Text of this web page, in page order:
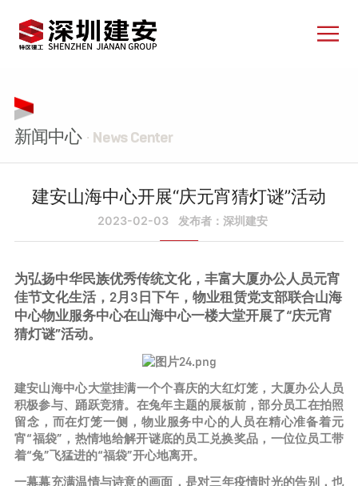
新闻中心 · News Center
建安山海中心开展“庆元宵猜灯谜”活动
2023-02-03 发布者：深圳建安
为弘扬中华民族优秀传统文化，丰富大厦办公人员元宵
佳节文化生活，2月3日下午，物业租赁党支部联合山海
中心物业服务中心在山海中心一楼大堂开展了“庆元宵
猜灯谜”活动。
建安山海中心大堂挂满一个个喜庆的大红灯笼，大厦办公人员
积极参与、踊跃竞猜。在兔年主题的展板前，部分员工在拍照
留念，而在灯笼一侧，物业服务中心的人员在精心准备着元
宵“福袋”，热情地给解开谜底的员工兑换奖品，一位位员工带
着“兔”飞猛进的“福袋”开心地离开。
一幕幕充满温情与诗意的画面，是对三年疫情时光的告别，也